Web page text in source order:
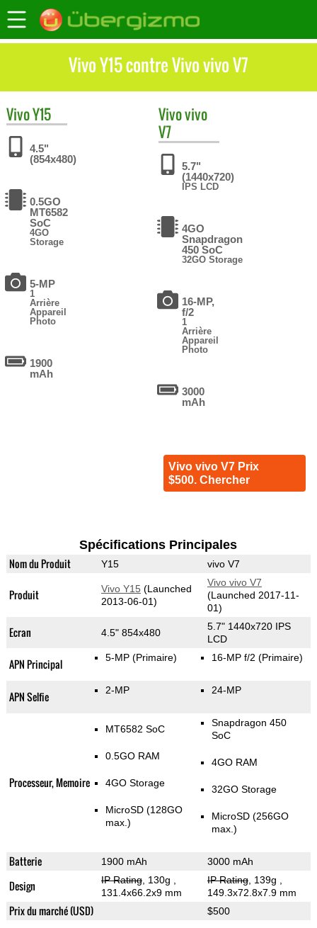
Vivo Y15 contre Vivo vivo V7
VivoY15
4.5"
(854x480)
0.5GO
MT6582
SoC
4GO
Storage
5-MP
1
Arrière
Appareil
Photo
1900
mAh
Vivovivo
V7
5.7"
(1440x720)
IPS LCD
4GO
Snapdragon
450 SoC
32GO Storage
16-MP,
f/2
1
Arrière
Appareil
Photo
3000
mAh
Vivo vivo V7 Prix
$500. Chercher
Spécifications Principales
Nom du Produit Y15 vivo V7
Produit Vivo Y15 (Launched
2013-06-01)
Vivo vivo V7
(Launched 2017-11-
01)
Ecran 4.5" 854x480
5.7" 1440x720 IPS
LCD
APN Principal 5-MP (Primaire) 16-MP f/2 (Primaire)
APN Selfie 2-MP 24-MP
Processeur, Memoire
MT6582 SoC
0.5GO RAM
4GO Storage
MicroSD (128GO
max.)
Snapdragon 450
SoC
4GO RAM
32GO Storage
MicroSD (256GO
max.)
Batterie 1900 mAh 3000 mAh
Design IP Rating, 130g
131.4x66.2x9 mm
IP Rating, 139g
149.3x72.8x7.9 mm
Prix du marché (USD) $500